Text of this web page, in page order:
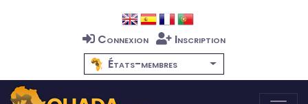
Connexion
Inscription
États-membres